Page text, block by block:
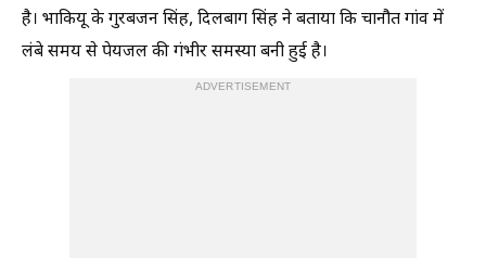
है। भाकियू के गुरबजन सिंह, दिलबाग सिंह ने बताया कि चानौत गांव में
लंबे समय से पेयजल की गंभीर समस्या बनी हुई है।
ADVERTISEMENT